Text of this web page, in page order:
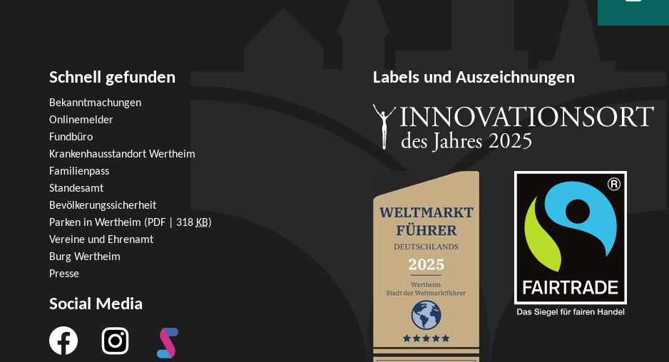
Schnell gefunden
Bekanntmachungen
Onlinemelder
Fundbüro
Krankenhausstandort Wertheim
Familienpass
Standesamt
Bevölkerungssicherheit
Parken in Wertheim (PDF | 318 KB)
Vereine und Ehrenamt
Burg Wertheim
Presse
Social Media
Labels und Auszeichnungen